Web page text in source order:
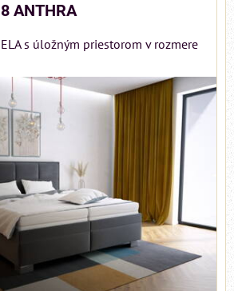
ANTHRA
s úložným priestorom v rozmere